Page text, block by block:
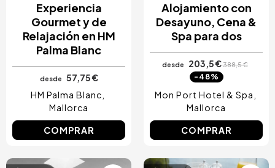
Experiencia
Gourmet y de
Relajación en HM
Palma Blanc
desde
57,75 €
HM Palma Blanc
Mallorca
COMPRAR
Alojamiento con
Desayuno, Cena &
Spa para dos
desde 203,5 €388,5 €
-48%
Mon Port Hotel & Spa
Mallorca
COMPRAR